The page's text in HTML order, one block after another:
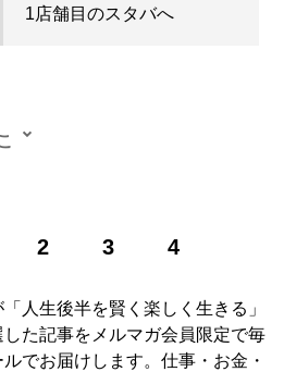
1店舗目のスタバへ
2 3 4
by REFRESHERS
」を運営。コラム
ある。好きなものはビール、宴会、
いなものは戦争、口内炎、マラソン。
人生後半を賢く楽しく生きる」
した記事をメルマガ会員限定で毎
でお届けします。仕事・お金・